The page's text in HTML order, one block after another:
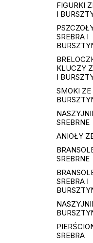
FIGURKI
I
SREBRA I
KLUCZY
I
SMOKI ZE
SREBRNE
ANIOŁY
SREBRNE
SREBRA I
SREBRA